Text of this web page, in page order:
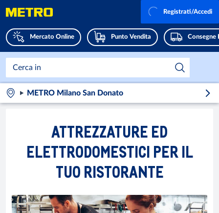
Mercato Online Punto Vendita Consegne
Registrati/Accedi
METRO Milano San Donato
ATTREZZATURE ED
ELETTRODOMESTICI PER IL
TUO RISTORANTE